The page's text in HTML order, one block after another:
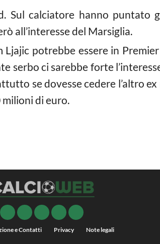
Sul calciatore hanno puntato
all’interesse del Marsiglia.
potrebbe essere in
serbo ci sarebbe forte
se dovesse cedere l’altro
milioni di euro.
e Contatti Privacy Note legali